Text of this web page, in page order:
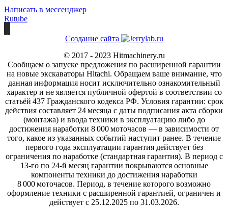
Написать в мессенджер
Rutube
Создание сайта
© 2017 - 2023 Hitmachinery.ru
Сообщаем о запуске предложения по расширенной гарантии
на новые экскаваторы Hitachi. Обращаем ваше внимание, что
данная информация носит исключительно ознакомительный
характер и не является публичной офертой в соответствии со
статьёй 437 Гражданского кодекса РФ. Условия гарантии: срок
действия составляет 24 месяца с даты подписания акта сборки
(монтажа) и ввода техники в эксплуатацию либо до
достижения наработки 8 000 моточасов — в зависимости от
того, какое из указанных событий наступит ранее. В течение
первого года эксплуатации гарантия действует без
ограничения по наработке (стандартная гарантия). В период с
13‑го по 24‑й месяц гарантии покрываются основные
компоненты техники до достижения наработки
8 000 моточасов. Период, в течение которого возможно
оформление техники с расширенной гарантией, ограничен и
действует с 25.12.2025 по 31.03.2026.